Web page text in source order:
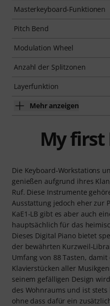
Masterkeyboard-Funktionen
Pitch Bend
Modulation Wheel
Anzahl der Splitzonen
Layerfunktion
Mehr anzeigen
My first
Die Keyboard-Workstations
genießen aufgrund ihres
Ruf. Diese Instrumente
Ausstattung jedoch eher zur
KaE1-LB gibt es aber auch
hauptsächlich für das
Dieses Digital Piano bietet
der bewährten Kurzweil-
Umfang von 88 Tasten,
Klavierstücken aller
seinem gefälligen Design
des Wohnraums und ist
ohne dass dafür ein